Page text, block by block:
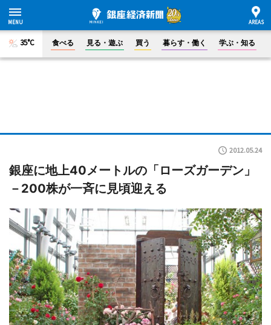
35°C 食べる 見る・遊ぶ 買う 暮らす・働く 学ぶ・知る
2012.05.24
銀座に地上40メートルの「ローズガーデン」
－200株が一斉に見頃迎える